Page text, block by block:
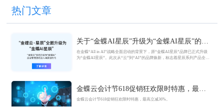
热门文章
关于“金蝶AI星辰”升级为“金蝶AI星辰”的官
方公告
在金蝶“All in AI”战略全面启动的背景下，原“金蝶AI星辰”品牌已正式升级
为“金蝶AI星辰”。此次从“云”到“AI”的品牌焕新，标志着星辰系列产品全面
金蝶云会计节618促销狂欢限时特惠，最高
立减36%
金蝶云会计节618促销狂欢限时特惠，最高立减36%。